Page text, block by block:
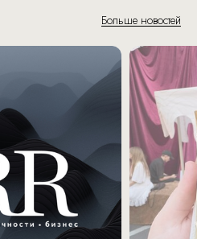
Больше новостей